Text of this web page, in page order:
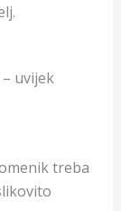
uvijek
treba